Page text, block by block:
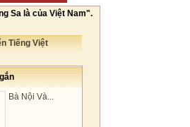
Sa là của Việt Nam".
Tiếng Việt
Bà Nội Và...